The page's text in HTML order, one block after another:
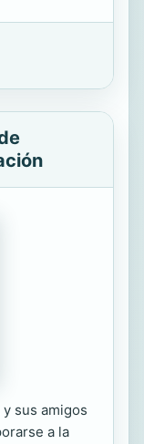
sus amigos
a la